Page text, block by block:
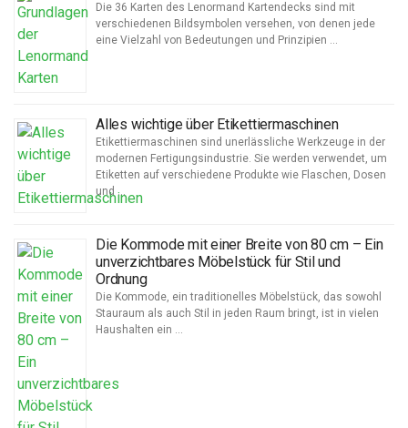
Die 36 Karten des Lenormand Kartendecks sind mit
verschiedenen Bildsymbolen versehen, von denen jede
eine Vielzahl von Bedeutungen und Prinzipien …
Alles wichtige über Etikettiermaschinen
Etikettiermaschinen sind unerlässliche Werkzeuge in der
modernen Fertigungsindustrie. Sie werden verwendet, um
Etiketten auf verschiedene Produkte wie Flaschen, Dosen
und …
Die Kommode mit einer Breite von 80 cm – Ein
unverzichtbares Möbelstück für Stil und
Ordnung
Die Kommode, ein traditionelles Möbelstück, das sowohl
Stauraum als auch Stil in jeden Raum bringt, ist in vielen
Haushalten ein …